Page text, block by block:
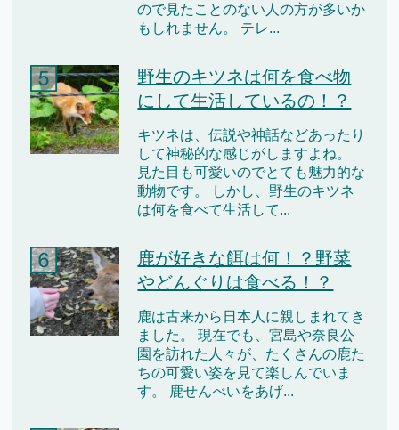
ので見たことのない人の方が多いか
もしれません。 テレ...
野生のキツネは何を食べ物
にして生活しているの！？
キツネは、伝説や神話などあったり
して神秘的な感じがしますよね。
見た目も可愛いのでとても魅力的な
動物です。 しかし、野生のキツネ
は何を食べて生活して...
鹿が好きな餌は何！？野菜
やどんぐりは食べる！？
鹿は古来から日本人に親しまれてき
ました。 現在でも、宮島や奈良公
園を訪れた人々が、たくさんの鹿た
ちの可愛い姿を見て楽しんでいま
す。 鹿せんべいをあげ...